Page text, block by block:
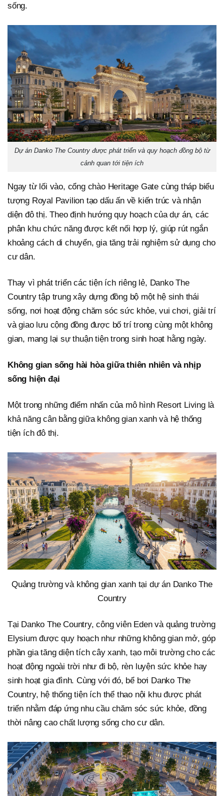
sống.
Dự án Danko The Country được phát triển và quy hoạch đồng bộ từ
cảnh quan tới tiện ích
Ngay từ lối vào, cổng chào Heritage Gate cùng tháp biểu
tượng Royal Pavilion tạo dấu ấn về kiến trúc và nhận
diện đô thị. Theo định hướng quy hoạch của dự án, các
phân khu chức năng được kết nối hợp lý, giúp rút ngắn
khoảng cách di chuyển, gia tăng trải nghiệm sử dụng cho
cư dân.
Thay vì phát triển các tiện ích riêng lẻ, Danko The
Country tập trung xây dựng đồng bộ một hệ sinh thái
sống, nơi hoạt động chăm sóc sức khỏe, vui chơi, giải trí
và giao lưu cộng đồng được bố trí trong cùng một không
gian, mang lại sự thuận tiện trong sinh hoạt hằng ngày.
Không gian sống hài hòa giữa thiên nhiên và nhịp
sống hiện đại
Một trong những điểm nhấn của mô hình Resort Living là
khả năng cân bằng giữa không gian xanh và hệ thống
tiện ích đô thị.
Quảng trường và không gian xanh tại dự án Danko The
Country
Tại Danko The Country, công viên Eden và quảng trường
Elysium được quy hoạch như những không gian mở, góp
phần gia tăng diện tích cây xanh, tạo môi trường cho các
hoạt động ngoài trời như đi bộ, rèn luyện sức khỏe hay
sinh hoạt gia đình. Cùng với đó, bể bơi Danko The
Country, hệ thống tiện ích thể thao nội khu được phát
triển nhằm đáp ứng nhu cầu chăm sóc sức khỏe, đồng
thời nâng cao chất lượng sống cho cư dân.